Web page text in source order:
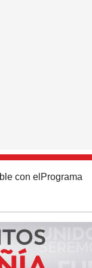
con el Programa